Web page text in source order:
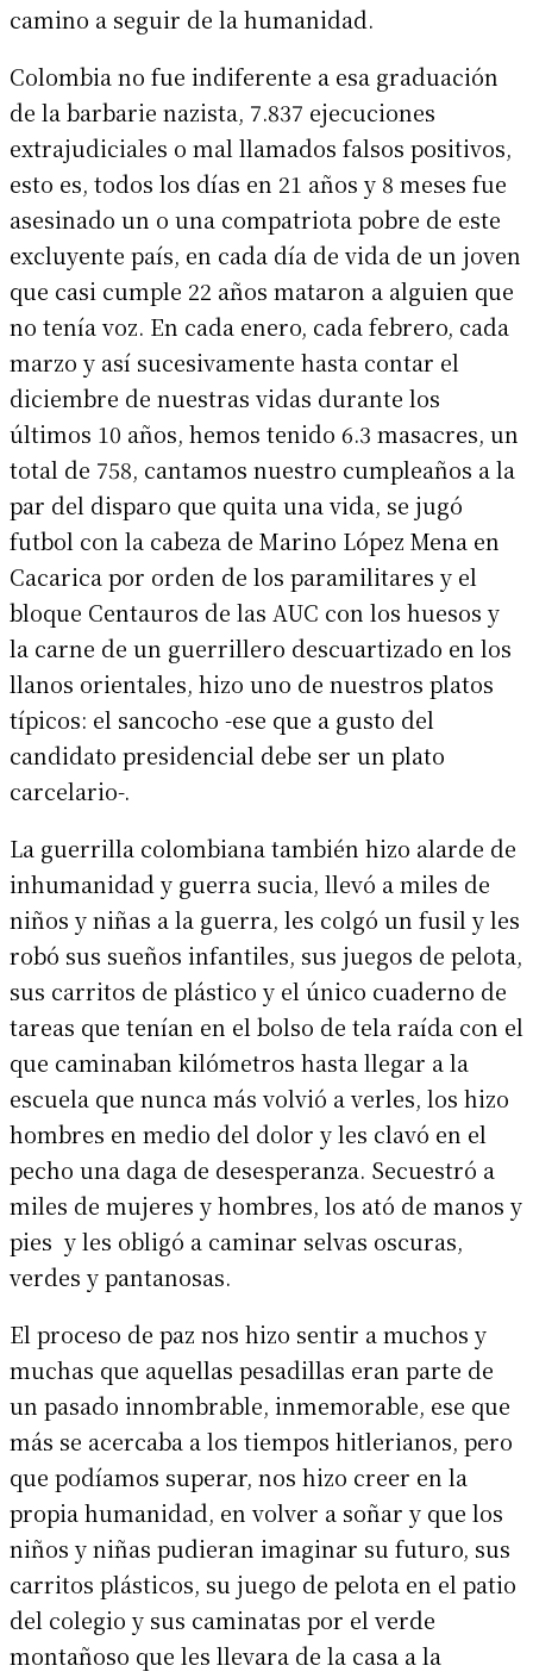
camino a seguir de la humanidad.
Colombia no fue indiferente a esa graduación
de la barbarie nazista, 7.837 ejecuciones
extrajudiciales o mal llamados falsos positivos,
esto es, todos los días en 21 años y 8 meses fue
asesinado un o una compatriota pobre de este
excluyente país, en cada día de vida de un joven
que casi cumple 22 años mataron a alguien que
no tenía voz. En cada enero, cada febrero, cada
marzo y así sucesivamente hasta contar el
diciembre de nuestras vidas durante los
últimos 10 años, hemos tenido 6.3 masacres, un
total de 758, cantamos nuestro cumpleaños a la
par del disparo que quita una vida, se jugó
futbol con la cabeza de Marino López Mena en
Cacarica por orden de los paramilitares y el
bloque Centauros de las AUC con los huesos y
la carne de un guerrillero descuartizado en los
llanos orientales, hizo uno de nuestros platos
típicos: el sancocho -ese que a gusto del
candidato presidencial debe ser un plato
carcelario-.
La guerrilla colombiana también hizo alarde de
inhumanidad y guerra sucia, llevó a miles de
niños y niñas a la guerra, les colgó un fusil y les
robó sus sueños infantiles, sus juegos de pelota,
sus carritos de plástico y el único cuaderno de
tareas que tenían en el bolso de tela raída con el
que caminaban kilómetros hasta llegar a la
escuela que nunca más volvió a verles, los hizo
hombres en medio del dolor y les clavó en el
pecho una daga de desesperanza. Secuestró a
miles de mujeres y hombres, los ató de manos y
pies y les obligó a caminar selvas oscuras,
verdes y pantanosas.
El proceso de paz nos hizo sentir a muchos y
muchas que aquellas pesadillas eran parte de
un pasado innombrable, inmemorable, ese que
más se acercaba a los tiempos hitlerianos, pero
que podíamos superar, nos hizo creer en la
propia humanidad, en volver a soñar y que los
niños y niñas pudieran imaginar su futuro, sus
carritos plásticos, su juego de pelota en el patio
del colegio y sus caminatas por el verde
montañoso que les llevara de la casa a la